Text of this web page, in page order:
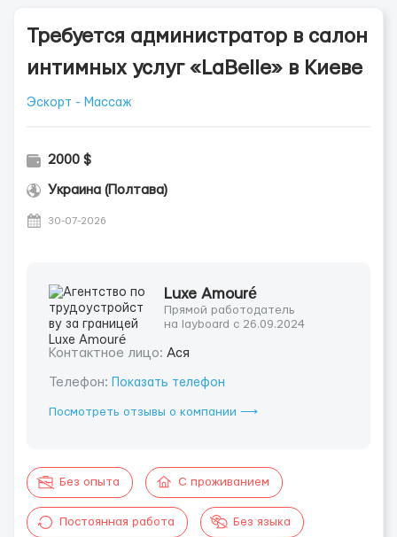
Требуется администратор в салон
интимных услуг «LaBelle» в Киеве
Эскорт - Массаж
2000 $
Украина (Полтава)
30-07-2026
Luxe Amouré
Прямой работодатель
на layboard с 26.09.2024
Контактное лицо: Ася
Телефон: Показать телефон
Посмотреть отзывы о компании ⟶
Без опыта С проживанием
Постоянная работа Без языка